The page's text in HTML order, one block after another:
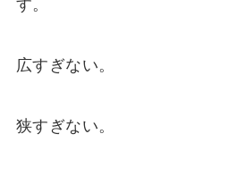
す。
広すぎない。
狭すぎない。